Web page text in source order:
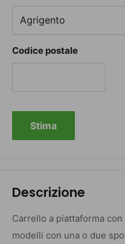
Codice postale
Stima
Descrizione
Carrello a piattaforma
modelli con una o due